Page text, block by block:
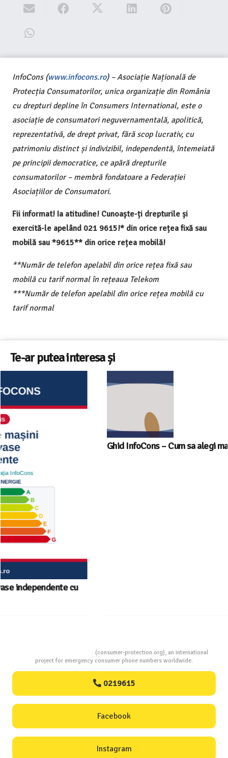
InfoCons (www.infocons.ro) – Asociație Națională de
Protecția Consumatorilor, unica organizație din România
cu drepturi depline în Consumers International, este o
asociație de consumatori neguvernamentală, apolitică,
reprezentativă, de drept privat, fără scop lucrativ, cu
patrimoniu distinct și indivizibil, independentă, întemeiată
pe principii democratice, ce apără drepturile
consumatorilor – membră fondatoare a Federației
Asociațiilor de Consumatori.
Fii informat! Ia atitudine! Cunoaște-ți drepturile și
exercită-le apelând 021 9615!* din orice rețea fixă sau
mobilă sau *9615** din orice rețea mobilă!
**Număr de telefon apelabil din orice rețea fixă sau
mobilă cu tarif normal în rețeaua Telekom
***Număr de telefon apelabil din orice rețea mobilă cu
tarif normal
Te-ar putea interesa și
Ghid InfoCons – Cum sa alegi masina de spalat vase
(consumer-protection.org), an international
project for emergency consumer phone numbers worldwide.
0219615
Facebook
Instagram